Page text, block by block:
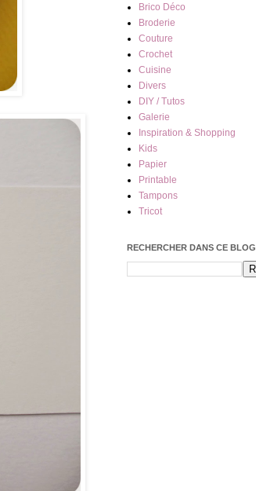
Brico Déco
Broderie
Couture
Crochet
Cuisine
Divers
DIY / Tutos
Galerie
Inspiration & Shopping
Kids
Papier
Printable
Tampons
Tricot
RECHERCHER DANS CE BLOG